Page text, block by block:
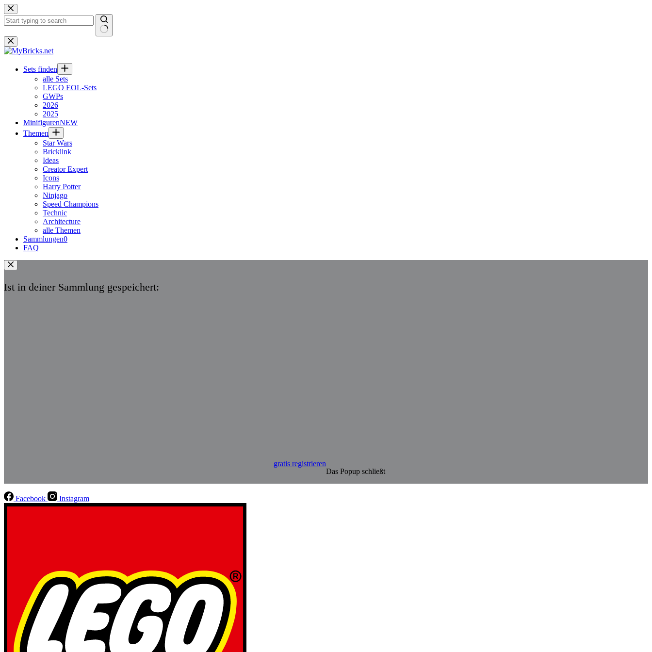
Zum
Inhalt
springen
Keine
Ergebnisse
Sets finden
alle Sets
LEGO EOL-Sets
GWPs
2026
2025
MinifigurenNEW
Themen
Star Wars
Bricklink
Ideas
Creator Expert
Icons
Harry Potter
Ninjago
Speed Champions
Technic
Architecture
alle Themen
Sammlungen0
FAQ
Ist in deiner Sammlung gespeichert:
gratis registrieren
Das Popup schließt
Facebook Instagram